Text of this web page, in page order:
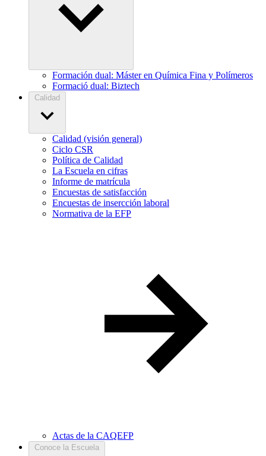
Formación dual: Máster en Química Fina y Polímeros
Formació dual: Biztech
Calidad
Calidad (visión general)
Ciclo CSR
Política de Calidad
La Escuela en cifras
Informe de matrícula
Encuestas de satisfacción
Encuestas de insercción laboral
Normativa de la EFP
Actas de la CAQEFP
Conoce la Escuela